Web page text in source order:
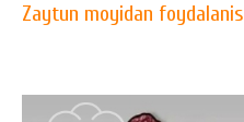
Zaytun moyidan